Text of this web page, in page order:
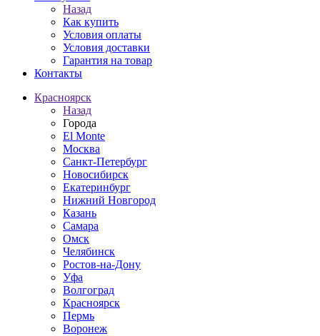
Назад
Как купить
Условия оплаты
Условия доставки
Гарантия на товар
Контакты
Красноярск
Назад
Города
El Monte
Москва
Санкт-Петербург
Новосибирск
Екатеринбург
Нижний Новгород
Казань
Самара
Омск
Челябинск
Ростов-на-Дону
Уфа
Волгоград
Красноярск
Пермь
Воронеж